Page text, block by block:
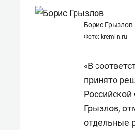
Борис Грызлов
Фото: kremlin.ru
«В
принято
Грызлов,
отдельные
с ментальным и
состоянием как
антихрупких команд